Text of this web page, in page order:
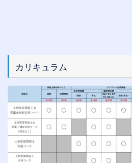
カリキュラム